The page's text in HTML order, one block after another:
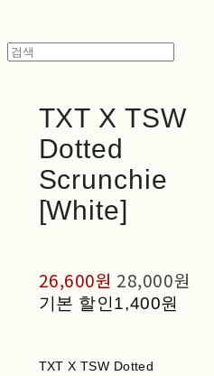
TXT X TSW
Dotted
Scrunchie
[White]
26,600원 28,000원
기본 할인1,400원
TXT X TSW Dotted